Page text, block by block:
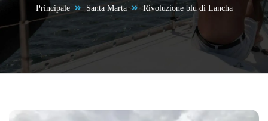
Principale Santa Marta Rivoluzione blu di Lancha